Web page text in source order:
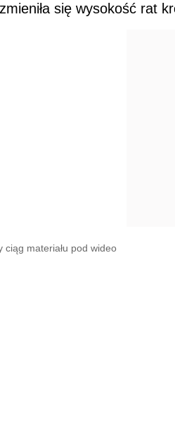
się wysokość rat
ciąg materiału pod wideo